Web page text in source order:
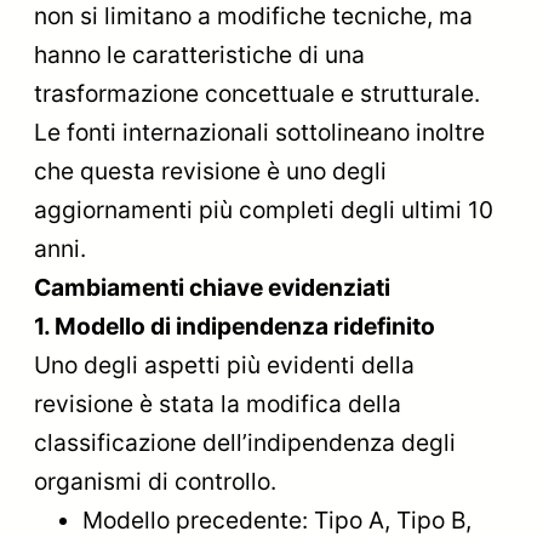
non si limitano a modifiche tecniche, ma
hanno le caratteristiche di una
trasformazione concettuale e strutturale.
Le fonti internazionali sottolineano inoltre
che questa revisione è uno degli
aggiornamenti più completi degli ultimi 10
anni.
Cambiamenti chiave evidenziati
1. Modello di indipendenza ridefinito
Uno degli aspetti più evidenti della
revisione è stata la modifica della
classificazione dell’indipendenza degli
organismi di controllo.
Modello precedente: Tipo A, Tipo B,